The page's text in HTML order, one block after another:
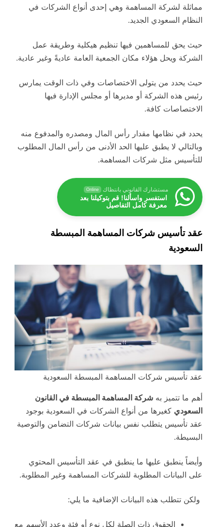
مماثلة لشركة المساهمة وهي إحدى أنواع الشركات في
النظام السعودي الجديد.
حيث يحق للمساهمين فيها تنظيم هيكلية وطريقة عمل
الشركة ويحل هؤلاء مكان الجمعية العامة عاديةً وغير عادية.
حيث يحدد من يتولى الاختصاصات وفي ذات الوقت يمارس
رئيس هذه الشركة أو مديرها أو مجلس الإدارة فيها
الاختصاصات كافة.
يحدد في نظامها مقدار رأس المال ومصدره والمدفوع منه
وبالتالي لا يطبق عليها الحد الأدنى من رأس المال المطلوب
للتأسيس مثل شركات المساهمة.
مستشارك القانوني بانتظاك Online
استفسر واسألنا! قم بتوكيلنا بعد
معرفة كامل التفاصيل
عقد تأسيس شركات المساهمة المبسطة
السعودية
عقد تأسيس شركات المساهمة المبسطة السعودية
أهم ما تتميز به شركة المساهمة المبسطة في القانون
السعودي كغيرها من أنواع الشركات في السعودية بوجود
عقد تأسيس يتطلب نفس بيانات شركات التضامن والتوصية
البسيطة.
وأيضاً ينطبق عليها ما ينطبق في عقد التأسيس المحتوي
على البيانات المطلوبة للشركات المساهمة وغير المطلوبة.
ولكن تتطلب هذه البيانات الإضافية ما يلي:
الحقوق ذات الصلة لكل نوع أو فئة وعدد الأسهم مع